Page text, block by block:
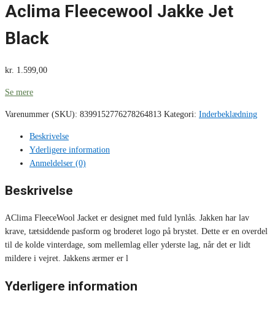
Aclima Fleecewool Jakke Jet
Black
kr. 1.599,00
Se mere
Varenummer (SKU): 8399152776278264813 Kategori: Inderbeklædning
Beskrivelse
Yderligere information
Anmeldelser (0)
Beskrivelse
AClima FleeceWool Jacket er designet med fuld lynlås. Jakken har lav
krave, tætsiddende pasform og broderet logo på brystet. Dette er en overdel
til de kolde vinterdage, som mellemlag eller yderste lag, når det er lidt
mildere i vejret. Jakkens ærmer er l
Yderligere information